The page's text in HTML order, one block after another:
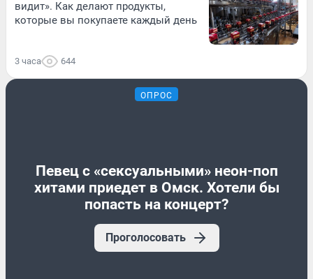
видит». Как делают продукты,
которые вы покупаете каждый день
3 часа 644
ОПРОС
Певец с «сексуальными» неон-поп
хитами приедет в Омск. Хотели бы
попасть на концерт?
Проголосовать